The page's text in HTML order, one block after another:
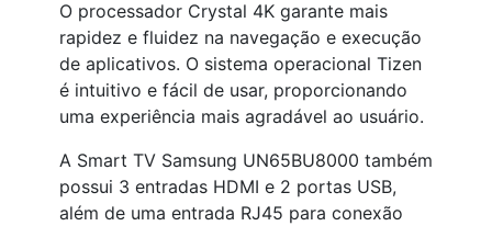
O processador Crystal 4K garante mais
rapidez e fluidez na navegação e execução
de aplicativos. O sistema operacional Tizen
é intuitivo e fácil de usar, proporcionando
uma experiência mais agradável ao usuário.
A Smart TV Samsung UN65BU8000 também
possui 3 entradas HDMI e 2 portas USB,
além de uma entrada RJ45 para conexão